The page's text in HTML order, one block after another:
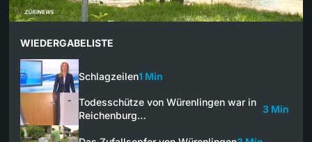
WIEDERGABELISTE
Schlagzeilen1 Min
Todesschütze von Würenlingen war in
Reichenburg…
3 Min